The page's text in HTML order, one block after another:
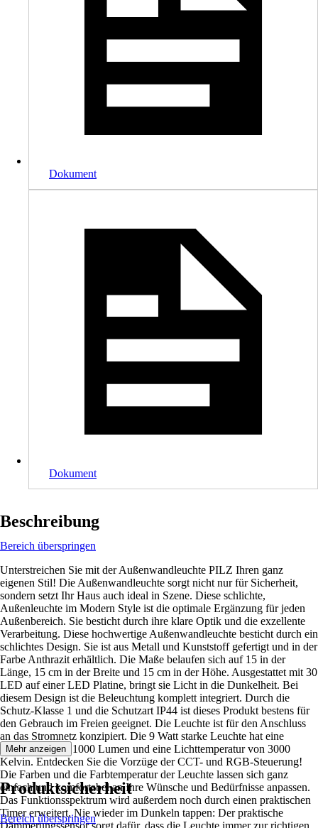
Dokument
Dokument
Beschreibung
Bereich überspringen
Unterstreichen Sie mit der Außenwandleuchte PILZ Ihren ganz
eigenen Stil! Die Außenwandleuchte sorgt nicht nur für Sicherheit,
sondern setzt Ihr Haus auch ideal in Szene. Diese schlichte,
Außenleuchte im Modern Style ist die optimale Ergänzung für jeden
Außenbereich. Sie besticht durch ihre klare Optik und die exzellente
Verarbeitung. Diese hochwertige Außenwandleuchte besticht durch ein
schlichtes Design. Sie ist aus Metall und Kunststoff gefertigt und in der
Farbe Anthrazit erhältlich. Die Maße belaufen sich auf 15 in der
Länge, 15 cm in der Breite und 15 cm in der Höhe. Ausgestattet mit 30
LED auf einer LED Platine, bringt sie Licht in die Dunkelheit. Bei
diesem Design ist die Beleuchtung komplett integriert. Durch die
Schutz-Klasse 1 und die Schutzart IP44 ist dieses Produkt bestens für
den Gebrauch im Freien geeignet. Die Leuchte ist für den Anschluss
an das Stromnetz konzipiert. Die 9 Watt starke Leuchte hat eine
Lichtstärke von 1000 Lumen und eine Lichttemperatur von 3000
Kelvin. Entdecken Sie die Vorzüge der CCT- und RGB-Steuerung!
Die Farben und die Farbtemperatur der Leuchte lassen sich ganz
einfach und komfortabel an Ihre Wünsche und Bedürfnisse anpassen.
Das Funktionsspektrum wird außerdem noch durch einen praktischen
Timer erweitert. Nie wieder im Dunkeln tappen: Der praktische
Dämmerungssensor sorgt dafür, dass die Leuchte immer zur richtigen
Mehr anzeigen
Produktsicherheit
Bereich überspringen